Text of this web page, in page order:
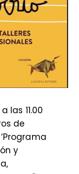
las 11.00
de
y